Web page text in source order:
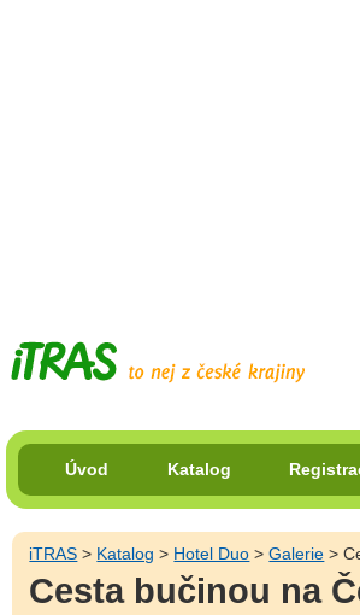
Úvod Katalog
iTRAS > Katalog > Hotel Duo >Galerie >
Cesta bučinou na